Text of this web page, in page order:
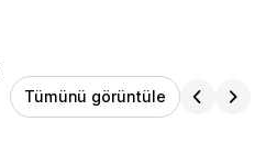
Tümünü görüntüle